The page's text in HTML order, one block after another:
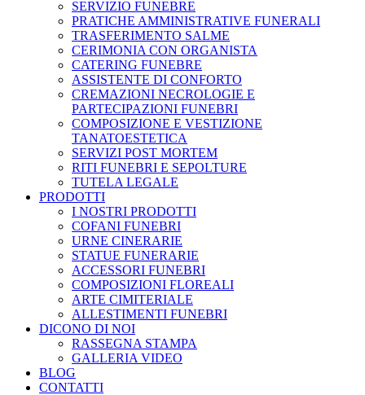
SERVIZIO FUNEBRE
PRATICHE AMMINISTRATIVE FUNERALI
TRASFERIMENTO SALME
CERIMONIA CON ORGANISTA
CATERING FUNEBRE
ASSISTENTE DI CONFORTO
CREMAZIONI NECROLOGIE E
PARTECIPAZIONI FUNEBRI
COMPOSIZIONE E VESTIZIONE
TANATOESTETICA
SERVIZI POST MORTEM
RITI FUNEBRI E SEPOLTURE
TUTELA LEGALE
PRODOTTI
I NOSTRI PRODOTTI
COFANI FUNEBRI
URNE CINERARIE
STATUE FUNERARIE
ACCESSORI FUNEBRI
COMPOSIZIONI FLOREALI
ARTE CIMITERIALE
ALLESTIMENTI FUNEBRI
DICONO DI NOI
RASSEGNA STAMPA
GALLERIA VIDEO
BLOG
CONTATTI